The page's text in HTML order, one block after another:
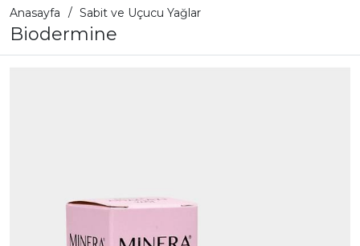
Anasayfa Sabit ve Uçucu Yağlar
Biodermine